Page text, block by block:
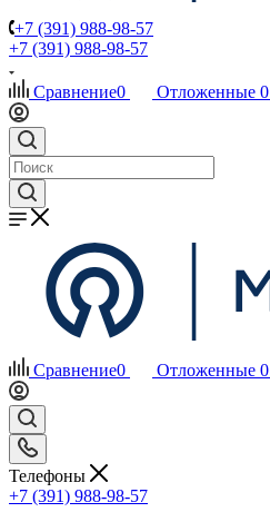
+7 (391) 988-98-57
+7 (391) 988-98-57
Сравнение0 Отложенные 0
Сравнение0 Отложенные 0
Телефоны
+7 (391) 988-98-57